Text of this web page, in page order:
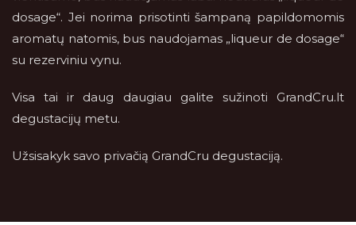
dosage“. Jei norima prisotinti šampaną papildomomis
aromatų natomis, bus naudojamas „liqueur de dosage“
su rezerviniu vynu.
Visa tai ir daug daugiau galite sužinoti GrandCru.lt
degustacijų metu.
Užsisakyk savo privačią GrandCru degustaciją.